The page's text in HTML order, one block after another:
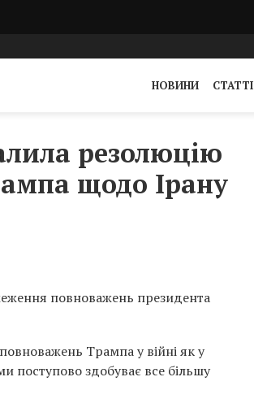
НОВИНИ СТАТТІ
резолюцію
щодо Ірану
повноважень президента
Трампа у війні як у
поступово здобуває все більшу